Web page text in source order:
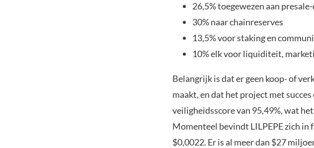
26,5% toegewezen aan
30% naar chainreserves
13,5% voor staking en
10% elk voor liquiditeit,
Belangrijk is dat er geen koop- of
maakt, en dat het project met
veiligheidsscore van 95,49%, wat
Momenteel bevindt LILPEPE zich in
$0,0022. Er is al meer dan $27